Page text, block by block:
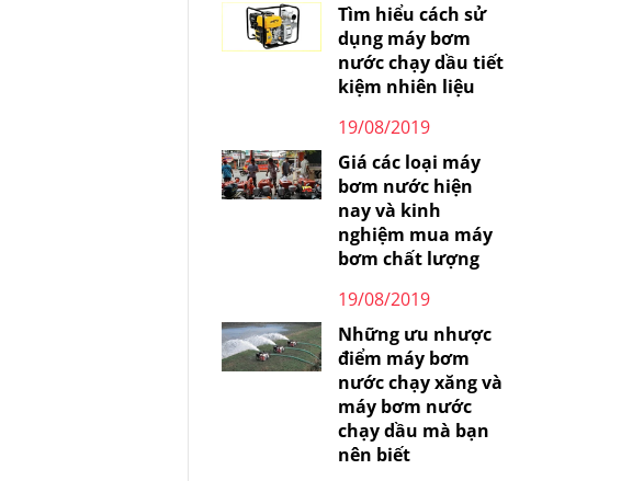
Tìm hiểu cách sử
dụng máy bơm
nước chạy dầu tiết
kiệm nhiên liệu
19/08/2019
Giá các loại máy
bơm nước hiện
nay và kinh
nghiệm mua máy
bơm chất lượng
19/08/2019
Những ưu nhược
điểm máy bơm
nước chạy xăng và
máy bơm nước
chạy dầu mà bạn
nên biết